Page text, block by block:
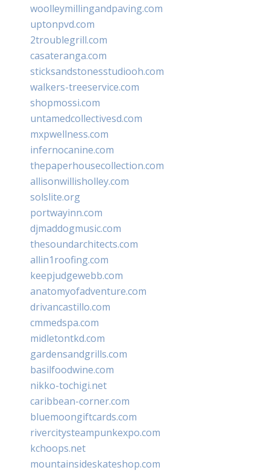
woolleymillingandpaving.com
uptonpvd.com
2troublegrill.com
casateranga.com
sticksandstonesstudiooh.com
walkers-treeservice.com
shopmossi.com
untamedcollectivesd.com
mxpwellness.com
infernocanine.com
thepaperhousecollection.com
allisonwillisholley.com
solslite.org
portwayinn.com
djmaddogmusic.com
thesoundarchitects.com
allin1roofing.com
keepjudgewebb.com
anatomyofadventure.com
drivancastillo.com
cmmedspa.com
midletontkd.com
gardensandgrills.com
basilfoodwine.com
nikko-tochigi.net
caribbean-corner.com
bluemoongiftcards.com
rivercitysteampunkexpo.com
kchoops.net
mountainsideskateshop.com